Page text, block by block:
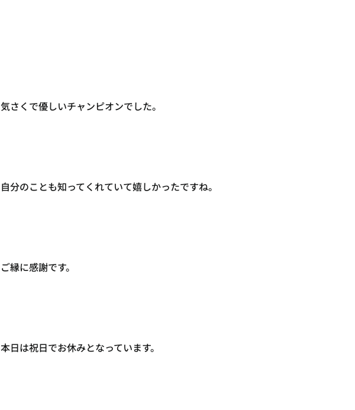
気さくで優しいチャンピオンでした。
自分のことも知ってくれていて嬉しかったですね。
ご縁に感謝です。
本日は祝日でお休みとなっています。